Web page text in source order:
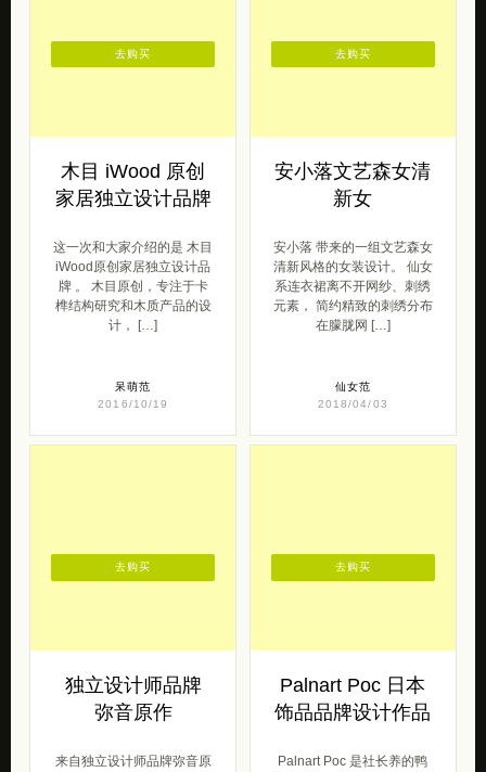
木目 iWood 原创
家居独立设计品牌
这一次和大家介绍的是 木目
iWood原创家居独立设计品
牌 。 木目原创，专注于卡
榫结构研究和木质产品的设
计， […]
呆萌范
2016/10/19
去购买
安小落文艺森女清
新女
安小落 带来的一组文艺森女
清新风格的女装设计。 仙女
系连衣裙离不开网纱、刺绣
元素， 简约精致的刺绣分布
在朦胧网 […]
仙女范
2018/04/03
去购买
独立设计师品牌
弥音原作
来自独立设计师品牌弥音原
去购买
Palnart Poc 日本
饰品品牌设计作品
Palnart Poc 是社长养的鸭
去购买